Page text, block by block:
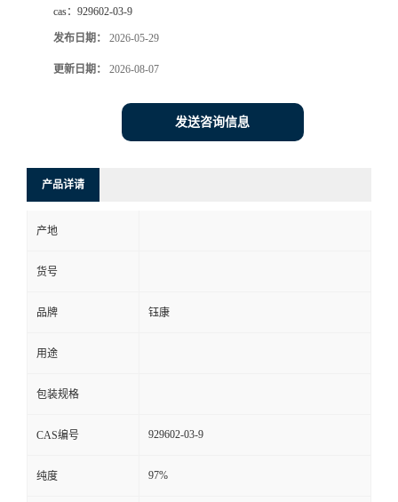
cas： 929602-03-9
发布日期： 2026-05-29
更新日期： 2026-08-07
发送咨询信息
产品详请
产地
货号
品牌 钰康
用途
包装规格
CAS编号 929602-03-9
纯度 97%